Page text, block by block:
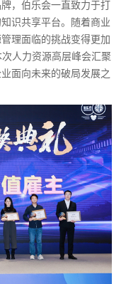
，伯乐会一直致力于打
识共享平台。随着商业
理面临的挑战变得更加
人力资源高层峰会汇聚
面向未来的破局发展之